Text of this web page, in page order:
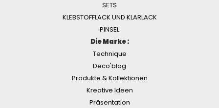
SETS
KLEBSTOFFLACK UND KLARLACK
PINSEL
Die Marke :
Technique
Deco'blog
Produkte & Kollektionen
Kreative Ideen
Präsentation